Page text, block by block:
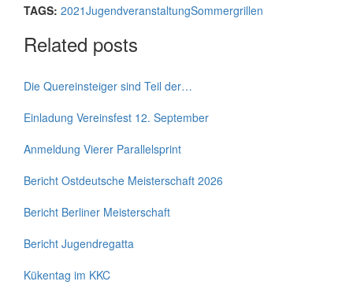
TAGS: 2021JugendveranstaltungSommergrillen
Related posts
Die Quereinsteiger sind Teil der…
Einladung Vereinsfest 12. September
Anmeldung Vierer Parallelsprint
Bericht Ostdeutsche Meisterschaft 2026
Bericht Berliner Meisterschaft
Bericht Jugendregatta
Kükentag im KKC